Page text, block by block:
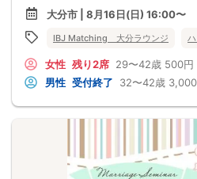
大分市 | 8月16日(日) 16:00〜
IBJ Matching 大分ラウンジ
女性 残り2席 29〜42歳 500円
男性 受付終了 32〜42歳